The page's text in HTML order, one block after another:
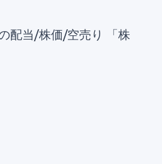
配当/株価/空売り 「株